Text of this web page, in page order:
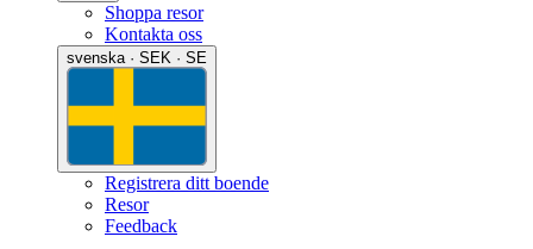
Shoppa resor
Kontakta oss
svenska · SEK · SE
Registrera ditt boende
Resor
Feedback